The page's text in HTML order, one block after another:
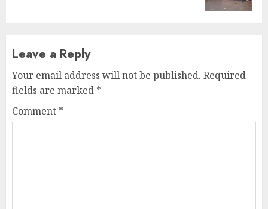
Leave a Reply
Your email address will not be published. Required
fields are marked *
Comment *